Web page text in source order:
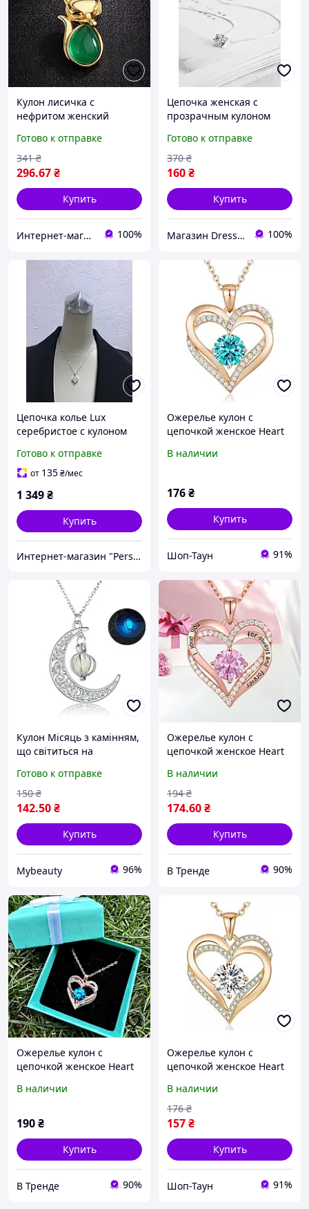
Кулон лисичка с
нефритом женский
украшение изящный
кулон с цепочкой
Готово к отправке
296.67₴
341 ₴
Купить
Интернет-магазин "Aliri" 100%
Цепочка женская с
прозрачным кулоном
Fashion Jewelry
Серебристая
Готово к отправке
160₴
370 ₴
Купить
Магазин Dress Code 100%
Цепочка колье Lux
серебристое с кулоном
и эмалью
Готово к отправке
от 135₴/мес
1 349₴
Купить
Интернет-магазин "PerspectiveBoutique"
Ожерелье кулон с
цепочкой женское Нeart
камнем, цирконий,
камень
В наличии
176₴
Купить
Шоп-Таун 91%
Кулон Місяць з камінням,
що світиться на
Готово к отправке
142.50₴
150 ₴
Купить
Mybeauty 96%
Ожерелье кулон с
цепочкой женское Нeart
камнем, цирконий,
золотой цвет. Розовый
камень
В наличии
174.60₴
194 ₴
Купить
В Тренде 90%
Ожерелье кулон с
цепочкой женское Нeart
камнем, цирконий,
камень
В наличии
190₴
Купить
В Тренде 90%
Ожерелье кулон с
цепочкой женское Нeart
камнем, цирконий,
золотой цвет. Белый
камень
В наличии
157₴
176 ₴
Купить
Шоп-Таун 91%